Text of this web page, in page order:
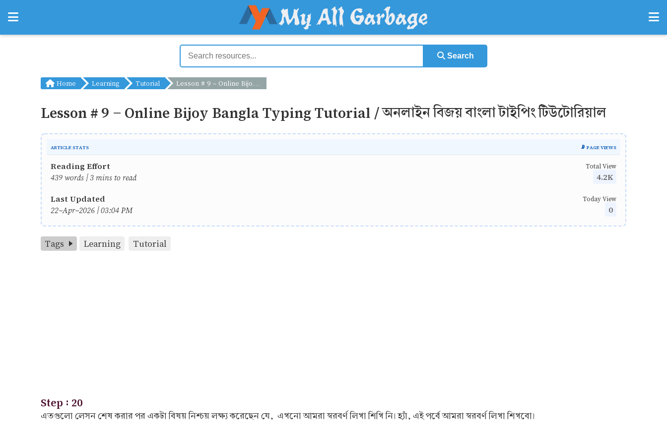
Search
Home Learning Tutorial Lesson # 9 - Online Bijoy Bangla Typing Tutorial / অনলাইন বিজয় বাংলা টাইপিং টিউটোরিয়াল
Lesson # 9 - Online Bijoy Bangla Typing Tutorial / অনলাইন বিজয় বাংলা টাইপিং টিউটোরিয়াল
ARTICLE STATS 📡 PAGE VIEWS
Reading Effort
439 words | 3 mins to read
Total View
4.2K
Last Updated
22-Apr-2026 | 03:04 PM
Today View
0
Tags Learning Tutorial
Step : 20
এতগুলো লেসন শেষ করার পর একটা বিষয় নিশ্চয় লক্ষ্য করেছেন যে, এখনো আমরা স্বরবর্ণ লিখা শিখি নি। হ্যাঁ, এই পর্বে আমরা স্বরবর্ণ লিখা শিখবো।